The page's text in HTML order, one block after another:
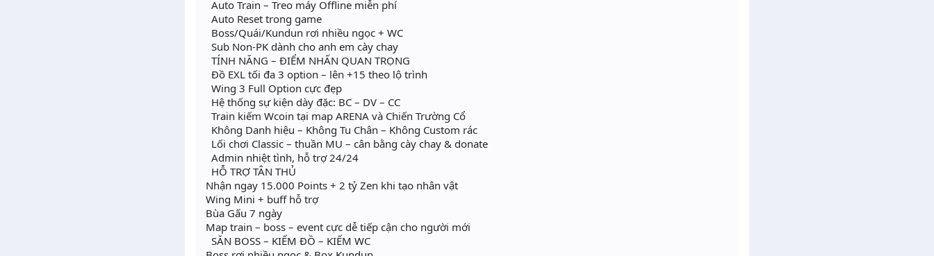
Auto Train – Treo máy Offline miễn phí
Auto Reset trong game
Boss/Quái/Kundun rơi nhiều ngọc + WC
Sub Non-PK dành cho anh em cày chay
TÍNH NĂNG – ĐIỂM NHẤN QUAN TRỌNG
Đồ EXL tối đa 3 option – lên +15 theo lộ trình
Wing 3 Full Option cực đẹp
Hệ thống sự kiện dày đặc: BC – DV – CC
Train kiếm Wcoin tại map ARENA và Chiến Trường Cổ
Không Danh hiệu – Không Tu Chân – Không Custom rác
Lối chơi Classic – thuần MU – cân bằng cày chay & donate
Admin nhiệt tình, hỗ trợ 24/24
HỖ TRỢ TÂN THỦ
Nhận ngay 15.000 Points + 2 tỷ Zen khi tạo nhân vật
Wing Mini + buff hỗ trợ
Bùa Gấu 7 ngày
Map train – boss – event cực dễ tiếp cận cho người mới
SĂN BOSS – KIẾM ĐỒ – KIẾM WC